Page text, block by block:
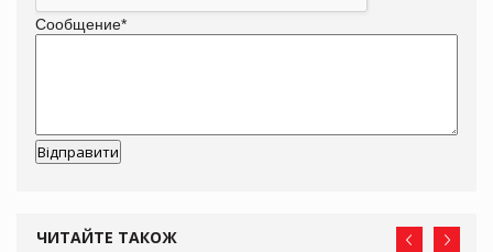
Сообщение*
ЧИТАЙТЕ ТАКОЖ